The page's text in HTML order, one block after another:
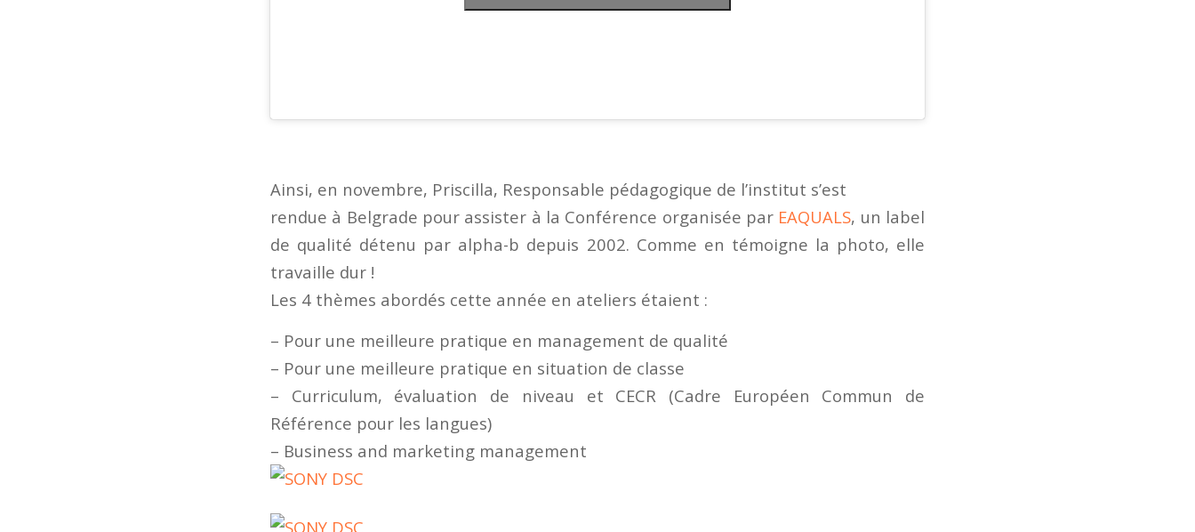
Ainsi, en novembre, Priscilla, Responsable pédagogique de l’institut s’est
rendue à Belgrade pour assister à la Conférence organisée par EAQUALS, un label
de qualité détenu par alpha-b depuis 2002. Comme en témoigne la photo, elle
travaille dur !
Les 4 thèmes abordés cette année en ateliers étaient :
– Pour une meilleure pratique en management de qualité
– Pour une meilleure pratique en situation de classe
– Curriculum, évaluation de niveau et CECR (Cadre Européen Commun de
Référence pour les langues)
– Business and marketing management